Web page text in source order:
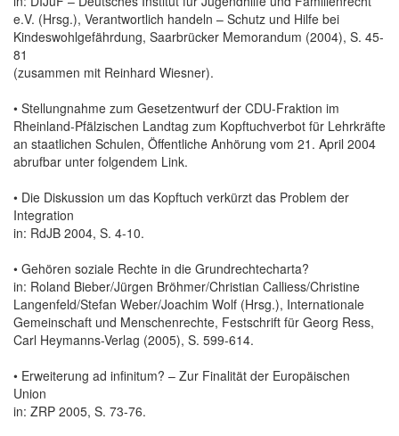
e.V. (Hrsg.), Verantwortlich handeln – Schutz und Hilfe bei
Kindeswohlgefährdung, Saarbrücker Memorandum (2004), S. 45-
81
(zusammen mit Reinhard Wiesner).
• Stellungnahme zum Gesetzentwurf der CDU-Fraktion im
Rheinland-Pfälzischen Landtag zum Kopftuchverbot für Lehrkräfte
an staatlichen Schulen, Öffentliche Anhörung vom 21. April 2004
abrufbar unter folgendem Link.
• Die Diskussion um das Kopftuch verkürzt das Problem der
Integration
in: RdJB 2004, S. 4-10.
• Gehören soziale Rechte in die Grundrechtecharta?
in: Roland Bieber/Jürgen Bröhmer/Christian Calliess/Christine
Langenfeld/Stefan Weber/Joachim Wolf (Hrsg.), Internationale
Gemeinschaft und Menschenrechte, Festschrift für Georg Ress,
Carl Heymanns-Verlag (2005), S. 599-614.
• Erweiterung ad infinitum? – Zur Finalität der Europäischen
Union
in: ZRP 2005, S. 73-76.